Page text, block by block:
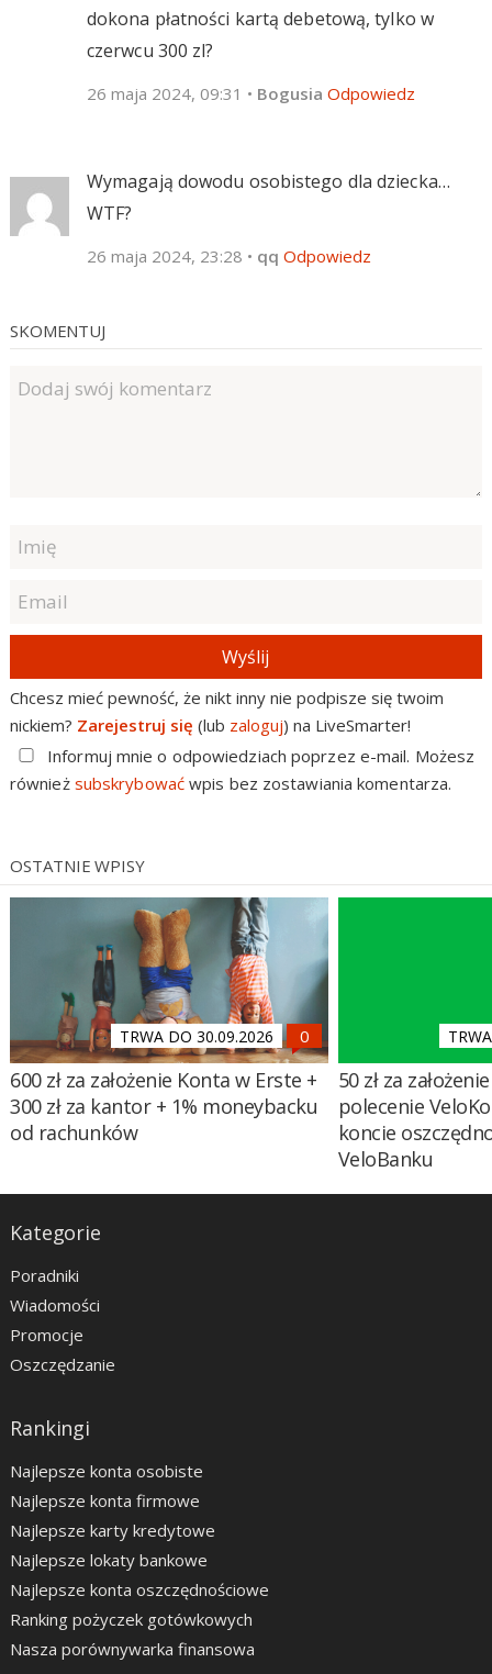
dokona płatności kartą debetową, tylko w
czerwcu 300 zl?
26 maja 2024, 09:31 • Bogusia Odpowiedz
Wymagają dowodu osobistego dla dziecka…
WTF?
26 maja 2024, 23:28 • qq Odpowiedz
SKOMENTUJ
Wyślij
Chcesz mieć pewność, że nikt inny nie podpisze się twoim
nickiem? Zarejestruj się (lub zaloguj) na LiveSmarter!
Informuj mnie o odpowiedziach poprzez e-mail. Możesz
również subskrybowaćwpis bez zostawiania komentarza.
OSTATNIE WPISY
TRWA DO 30.09.2026
600 zł za założenie Konta w Erste +
300 zł za kantor + 1% moneybacku
od rachunków
50 zł za
polecenie
koncie
VeloBanku
Kategorie
Poradniki
Wiadomości
Promocje
Oszczędzanie
Rankingi
Najlepsze konta osobiste
Najlepsze konta firmowe
Najlepsze karty kredytowe
Najlepsze lokaty bankowe
Najlepsze konta oszczędnościowe
Ranking pożyczek gotówkowych
Nasza porównywarka finansowa